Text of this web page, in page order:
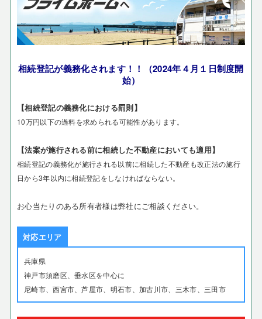
相続登記が義務化されます！！（2024年４月１日制度開
始）
【相続登記の義務化における罰則】
10万円以下の過料を求められる可能性があります。
【法案が施行される前に相続した不動産においても適用】
相続登記の義務化が施行される以前に相続した不動産も改正法の施行
日から3年以内に相続登記をしなければならない。
お心当たりのある所有者様は弊社にご相談ください。
対応エリア
兵庫県
神戸市須磨区、垂水区を中心に
尼崎市、西宮市、芦屋市、明石市、加古川市、三木市、三田市